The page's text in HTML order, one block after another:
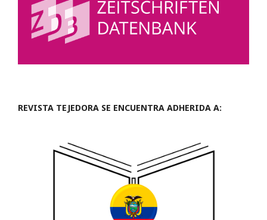
REVISTA TEJEDORA SE ENCUENTRA ADHERIDA A: